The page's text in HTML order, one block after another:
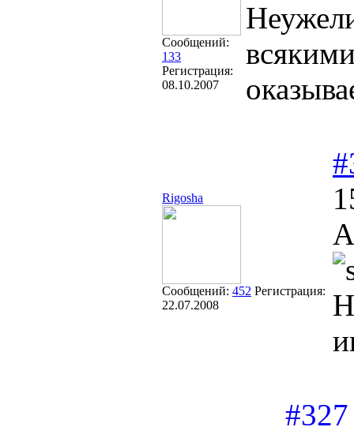
Сообщений:
133
Регистрация:
08.10.2007
Rigosha
Сообщений: 452 Регистрация:
22.07.2008
#327